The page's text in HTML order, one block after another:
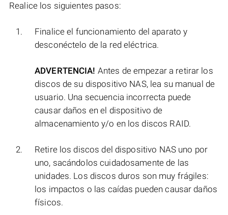
Realice los siguientes pasos:
Finalice el funcionamiento del aparato y
desconéctelo de la red eléctrica.
ADVERTENCIA! Antes de empezar a retirar los
discos de su dispositivo NAS, lea su manual de
usuario. Una secuencia incorrecta puede
causar daños en el dispositivo de
almacenamiento y/o en los discos RAID.
Retire los discos del dispositivo NAS uno por
uno, sacándolos cuidadosamente de las
unidades. Los discos duros son muy frágiles:
los impactos o las caídas pueden causar daños
físicos.